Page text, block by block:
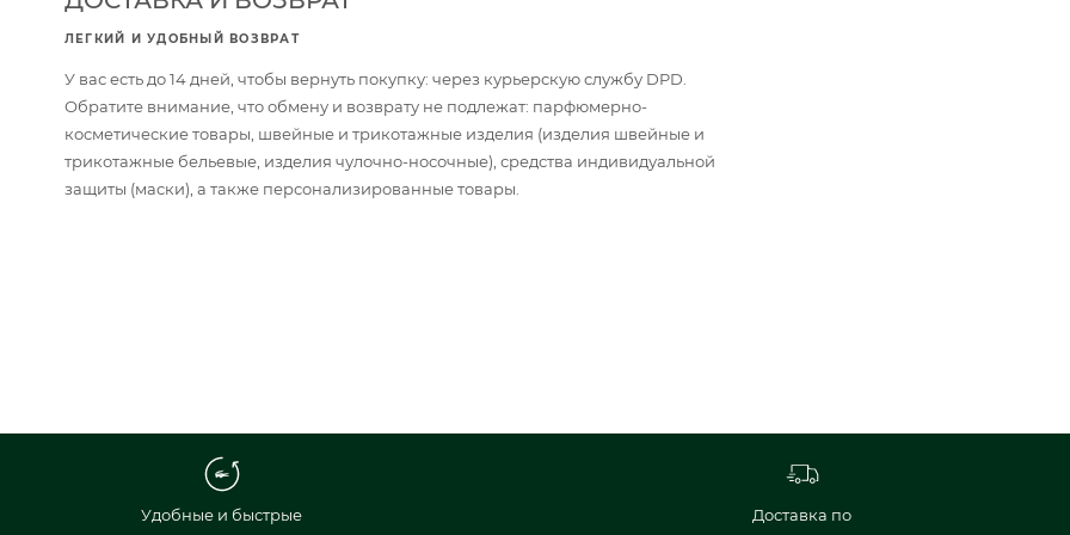
ЛЕГКИЙ И УДОБНЫЙ ВОЗВРАТ
У вас есть до 14 дней, чтобы вернуть покупку: через курьерскую службу DPD.
Обратите внимание, что обмену и возврату не подлежат: парфюмерно-
косметические товары, швейные и трикотажные изделия (изделия швейные и
трикотажные бельевые, изделия чулочно-носочные), средства индивидуальной
защиты (маски), а также персонализированные товары.
Удобные и быстрые
Доставка по